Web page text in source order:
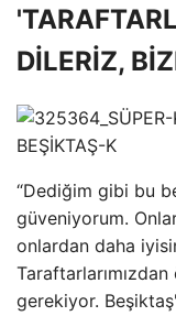
DİLERİZ,
“Dediğim gibi bu
güveniyorum.
onlardan daha
gerekiyor.